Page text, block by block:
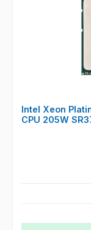
Intel Xeon
CPU 205W